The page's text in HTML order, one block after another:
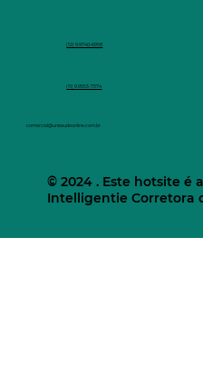
(12) 9.9740-6958
(11) 9.9553-7374
comercial@unisaudeonline.com.br
© 2024 . Este hotsite é
Intelligentie Corretora